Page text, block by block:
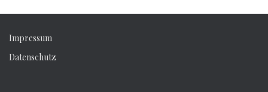
Impressum
Datenschutz